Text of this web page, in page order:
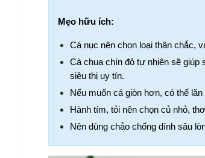
Mẹo hữu ích:
Cá nục nên chọn loại thân chắc,
Cà chua chín đỏ tự nhiên sẽ giúp
siêu thị uy tín.
Nếu muốn cá giòn hơn, có thể
Hành tím, tỏi nên chọn củ nhỏ,
Nên dùng chảo chống dính sâu